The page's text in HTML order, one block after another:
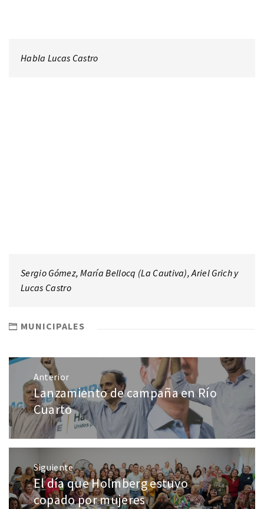
Habla Lucas Castro
Sergio Gómez, María Bellocq (La Cautiva), Ariel Grich y
Lucas Castro
MUNICIPALES
Anterior
Lanzamiento de campaña en Río
Cuarto
Siguiente
El día que Holmberg estuvo
copado por mujeres